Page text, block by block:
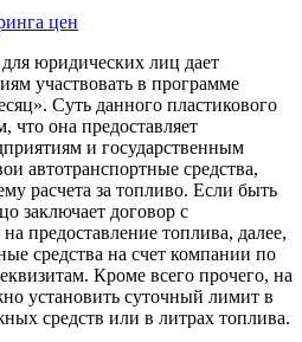
юридических лиц дает
участвовать в программе
Суть данного пластикового
что она предоставляет
и государственным
автотранспортные средства,
расчета за топливо. Если быть
заключает договор с
предоставление топлива, далее,
средства на счет компании по
Кроме всего прочего, на
установить суточный лимит в
средств или в литрах топлива.